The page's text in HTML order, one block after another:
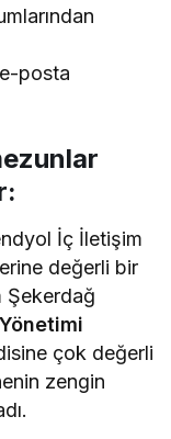
posta
İç İletişim
değerli bir
Şekerdağ
çok değerli
zengin